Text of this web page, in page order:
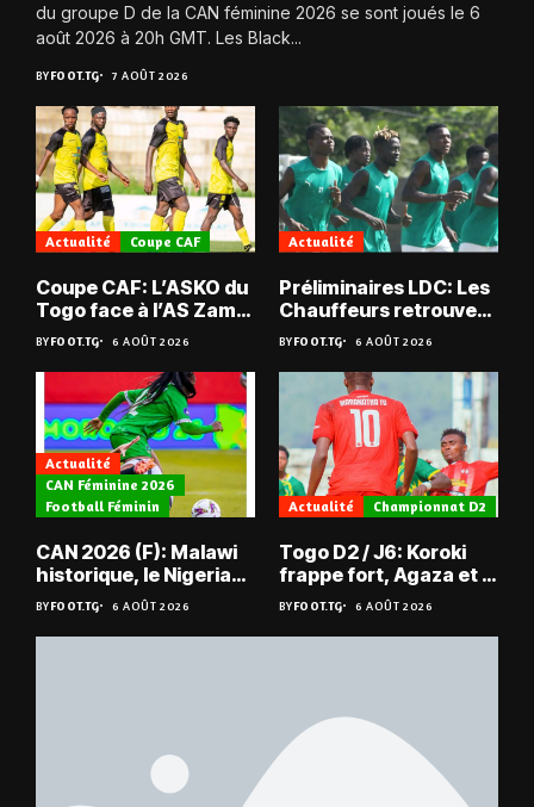
du groupe D de la CAN féminine 2026 se sont joués le 6
août 2026 à 20h GMT. Les Black...
BYFOOT.TG 7 AOÛT 2026
Actualité Coupe CAF
Coupe CAF: L’ASKO du
Togo face à l’AS Zam
du Niger
BYFOOT.TG 6 AOÛT 2026
Actualité
Préliminaires LDC: Les
Chauffeurs retrouvent
les Mimos
BYFOOT.TG 6 AOÛT 2026
Actualité
CAN Féminine 2026
Football Féminin
CAN 2026 (F): Malawi
historique, le Nigeria
sauvé, la Zambie
éliminée
BYFOOT.TG 6 AOÛT 2026
Actualité Championnat D2
Togo D2 / J6: Koroki
frappe fort, Agaza et la
JCA assurent,
suspense avant Sara
FC – Doumbé FC
BYFOOT.TG 6 AOÛT 2026